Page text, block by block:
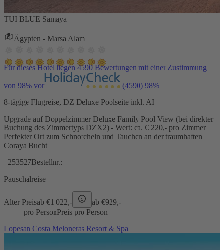
TUI BLUE Samaya
Ägypten - Marsa Alam
Für dieses Hotel liegen 4590 Bewertungen mit einer Zustimmung
von 98% vor (4590) 98%
8-tägige Flugreise, DZ Deluxe Poolseite inkl. AI
Upgrade auf Doppelzimmer Deluxe Family Pool View (bei direkter
Buchung des Zimmertyps DZX2) - Wert: ca. € 220,- pro Zimmer
Perfekter Ort zum Schnorcheln und Tauchen an der traumhaften
Coraya Bucht
253527Bestellnr.:
Pauschalreise
Alter Preisab €1.022,- ab €929,-
pro PersonPreis pro Person
Lopesan Costa Meloneras Resort & Spa